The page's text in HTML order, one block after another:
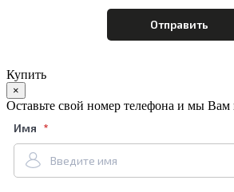
Купить
×
Оставьте свой номер телефона и мы Вам
Имя